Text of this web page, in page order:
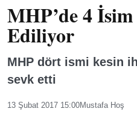
MHP’de 4
Ediliyor
MHP dört ismi kesin
sevk etti
13 Şubat 2017 15:00Mustafa Hoş